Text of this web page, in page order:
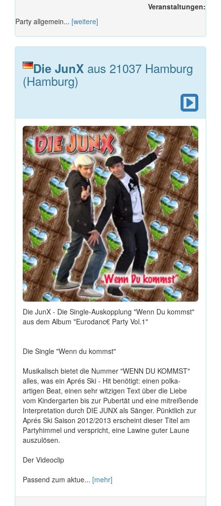
Veranstaltungen:
Party allgemein... [weitere]
Die JunX aus 21037 Hamburg
(Hamburg)
Die JunX - Die Single-Auskopplung "Wenn Du kommst"
aus dem Album "Eurodanc€ Party Vol.1"
Die Single "Wenn du kommst"
Musikalisch bietet die Nummer "WENN DU KOMMST"
alles, was ein Aprés Ski - Hit benötigt: einen polka-
artigen Beat, einen sehr witzigen Text über die Liebe
vom Kindergarten bis zur Pubertät und eine mitreißende
Interpretation durch DIE JUNX als Sänger. Pünktlich zur
Aprés Ski Saison 2012/2013 erscheint dieser Titel am
Partyhimmel und verspricht, eine Lawine guter Laune
auszulösen.
Der Videoclip
Passend zum aktue... [mehr]